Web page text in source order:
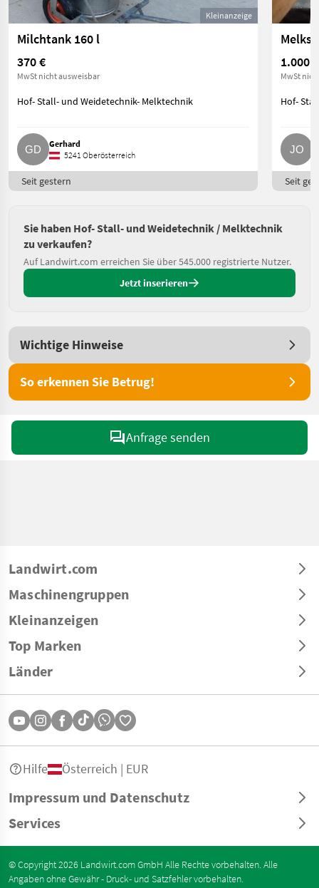
Kleinanzeige
Milchtank 160 l
370 €
MwSt nicht ausweisbar
Hof- Stall- und Weidetechnik- Melktechnik
Gerhard
5241 Oberösterreich
Seit gestern
1.000 €
MwSt
Hof-
Seit
Sie haben Hof- Stall- und Weidetechnik / Melktechnik
zu verkaufen?
Auf Landwirt.com erreichen Sie über 545.000 registrierte Nutzer.
Jetzt inserieren
Wichtige Hinweise
So erkennen Sie Betrug!
Anfrage senden
Landwirt.com
Maschinengruppen
Kleinanzeigen
Top Marken
Länder
Impressum und Datenschutz
Services
Hilfe Österreich | EUR
© Copyright 2026 Landwirt.com GmbH Alle Rechte vorbehalten. Alle
Angaben ohne Gewähr - Druck- und Satzfehler vorbehalten.